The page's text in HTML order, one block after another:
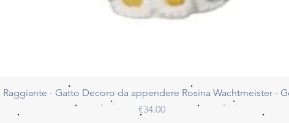
Quick View
Raggiante - Gatto Decoro da appendere Rosina Wachtmeister -
Price
€34.00